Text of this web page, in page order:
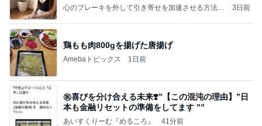
心のブレーキを外して引き寄せを加速させる方法：
3日前
鶏もも肉800gを揚げた唐揚げ
Amebaトピックス 1日前
㊗️喜びを分け合える未来❣️”【この混沌の理由】”⽇
本も⾦融リセットの準備をしてます ””
あいすくりーむ『めるころ』 41分前